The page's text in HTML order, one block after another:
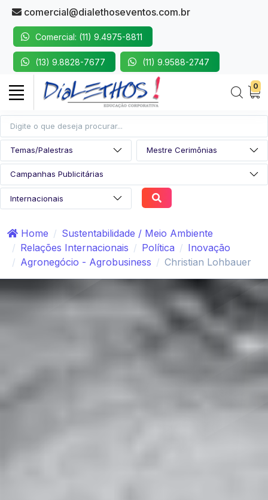
comercial@dialethoseventos.com.br
Comercial: (11) 9.4975-8811
(13) 9.8828-7677 (11) 9.9588-2747
0
Home
Sustentabilidade / Meio Ambiente
Relações Internacionais
Política
Inovação
Agronegócio - Agrobusiness
Christian Lohbauer